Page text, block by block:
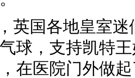
英国各地皇室
球，支持凯特
在医院门外做